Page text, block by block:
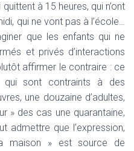
à 15 heures, qui n’ont
qui ne vont pas à l’école…
que les enfants qui ne
et privés d’interactions
affirmer le contraire : ce
qui sont contraints à des
une douzaine d’adultes,
» des cas une quarantaine,
admettre que l’expression,
maison » est source de